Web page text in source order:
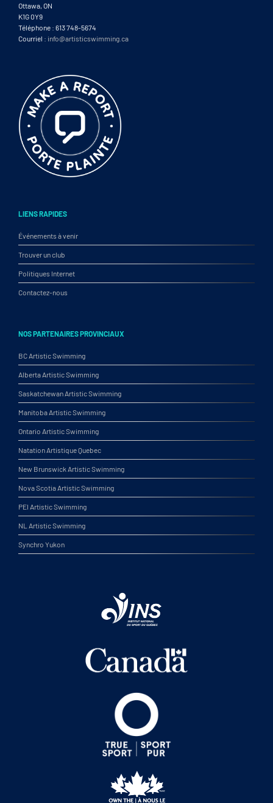
Ottawa, ON
K1G 0Y9
Téléphone : 613 748-5674
Courriel : info@artisticswimming.ca
LIENS RAPIDES
Événements à venir
Trouver un club
Politiques Internet
Contactez-nous
NOS PARTENAIRES PROVINCIAUX
BC Artistic Swimming
Alberta Artistic Swimming
Saskatchewan Artistic Swimming
Manitoba Artistic Swimming
Ontario Artistic Swimming
Natation Artistique Quebec
New Brunswick Artistic Swimming
Nova Scotia Artistic Swimming
PEI Artistic Swimming
NL Artistic Swimming
Synchro Yukon